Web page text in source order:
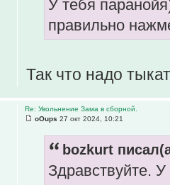
У тебя
правильно
Так что надо
Re: Увольнение Зама в сборной.
oOups 27 окт 2024, 10:21
bozkurt
Здравствуйте.